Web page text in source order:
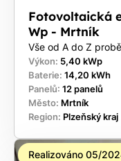
Fotovoltaická
Wp - Mrtník
Vše od A do Z
Výkon: 5,40 kWp
Baterie: 14,20 kWh
Panelů: 12 panelů
Město: Mrtník
Region: Plzeňský kraj
Realizováno 05/